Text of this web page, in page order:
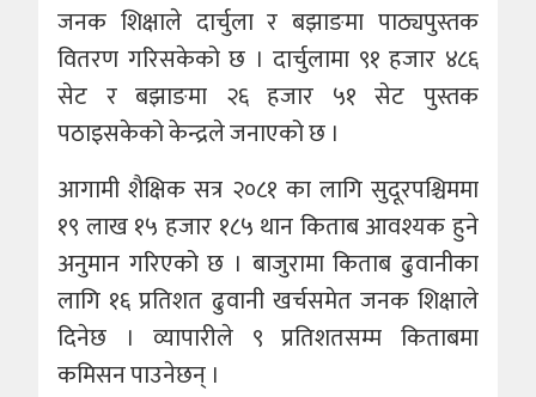
जनक शिक्षाले दार्चुला र बझाङमा पाठ्यपुस्तक
वितरण गरिसकेको छ । दार्चुलामा ९१ हजार ४८६
सेट र बझाङमा २६ हजार ५१ सेट पुस्तक
पठाइसकेको केन्द्रले जनाएको छ ।
आगामी शैक्षिक सत्र २०८१ का लागि सुदूरपश्चिममा
१९ लाख १५ हजार १८५ थान किताब आवश्यक हुने
अनुमान गरिएको छ । बाजुरामा किताब ढुवानीका
लागि १६ प्रतिशत ढुवानी खर्चसमेत जनक शिक्षाले
दिनेछ । व्यापारीले ९ प्रतिशतसम्म किताबमा
कमिसन पाउनेछन् ।